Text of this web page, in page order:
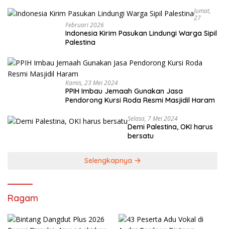
Jumat,
27
Februari 2026
Indonesia Kirim Pasukan Lindungi Warga Sipil
Palestina
Kamis, 23 Mei 2024
PPIH Imbau Jemaah Gunakan Jasa
Pendorong Kursi Roda Resmi Masjidil Haram
Selasa, 7 Mei 2024
Demi Palestina, OKI harus
bersatu
Selengkapnya
Ragam